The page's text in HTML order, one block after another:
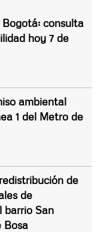
consulta
hoy 7 de
ambiental
1 del Metro de
de
de
barrio San
Bosa